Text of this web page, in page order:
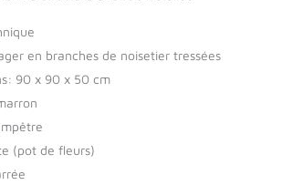
en branches de noisetier tressées
90 x 90 x 50 cm
(pot de fleurs)